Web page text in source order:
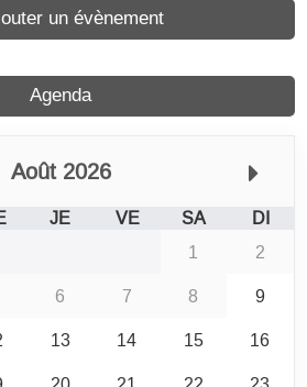
Agenda
Août 2026
JE VE SA
DI
1
2
6 7 8
9
13 14 15
16
un évènement